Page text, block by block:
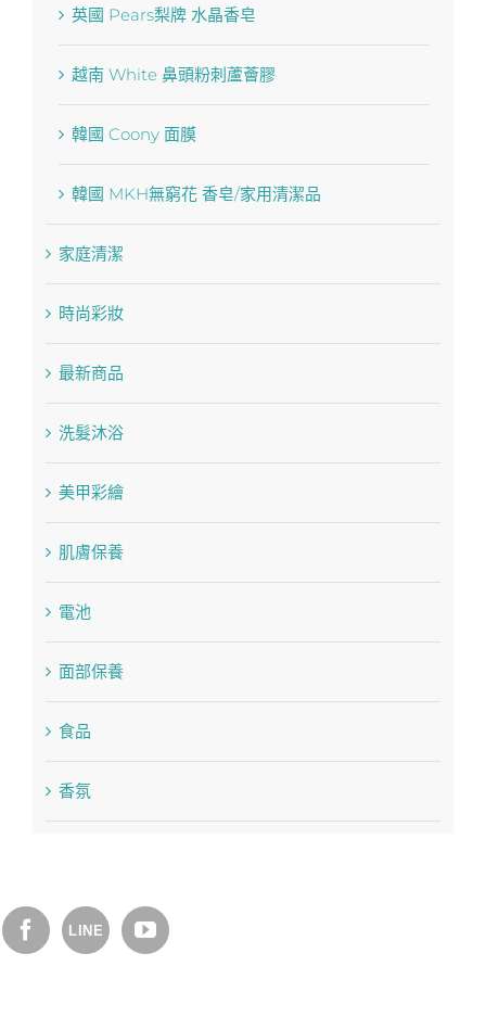
英國 Pears梨牌 水晶香皂
越南 White 鼻頭粉刺蘆薈膠
韓國 Coony 面膜
韓國 MKH無窮花 香皂/家用清潔品
家庭清潔
時尚彩妝
最新商品
洗髮沐浴
美甲彩繪
肌膚保養
電池
面部保養
食品
香氛